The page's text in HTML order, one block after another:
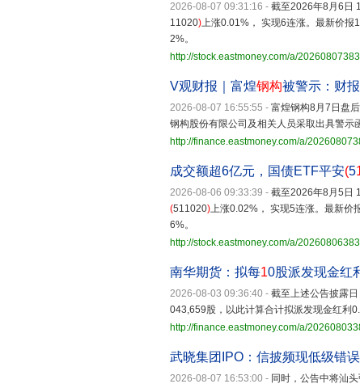
2026-08-07 09:31:16 - 截至2026年8月6日
11020)上涨0.01%， 实现6连涨。最新价报
2%。
http://stock.eastmoney.com/a/
V观财报｜富煌钢构被警示：财
2026-08-07 16:55:55 - 富煌钢构8月7日盘
钢构股份有限公司及相关人员采取出具警示
http://finance.eastmoney.com/a/
成交额超6亿元，国债ETF平安(5
2026-08-06 09:33:39 - 截至2026年8月5日
(511020)上涨0.02%， 实现5连涨。最新价
6%。
http://stock.eastmoney.com/a/
南华期货：拟每10股派发现金红
2026-08-03 09:36:40 - 截至上述公告披露
043,659股，以此计算合计拟派发现金红利
http://finance.eastmoney.com/a/
武晓集团IPO：信披频现低级错
2026-08-07 16:53:00 - 同时，公告中将汕